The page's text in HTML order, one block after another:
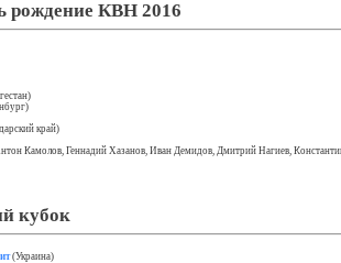
рождение КВН 2016
край)
Камолов, Геннадий Хазанов, Иван Демидов, Дмитрий Нагиев,
кубок
(Украина)